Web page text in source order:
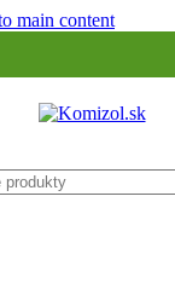
main content